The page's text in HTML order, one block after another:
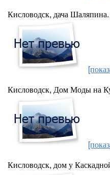
Кисловодск, дача Шаляпина.
Кисловодск, Дом Моды на
Кисловодск, дом у